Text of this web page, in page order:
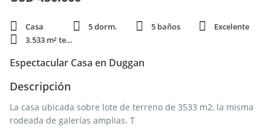
Casa 5 dorm. 5 baños
Excelente
3.533 m² terren.
Espectacular Casa en Duggan
Descripción
La casa ubicada sobre lote de terreno de 3533 m2, la misma
rodeada de galerías amplias. T